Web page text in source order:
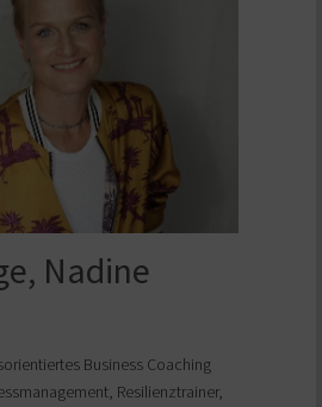
Nadine
Business Coaching
Resilienztrainer,